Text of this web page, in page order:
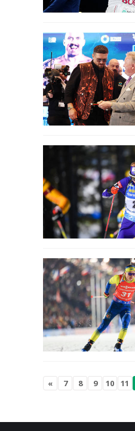
« 7 8 9 10 11